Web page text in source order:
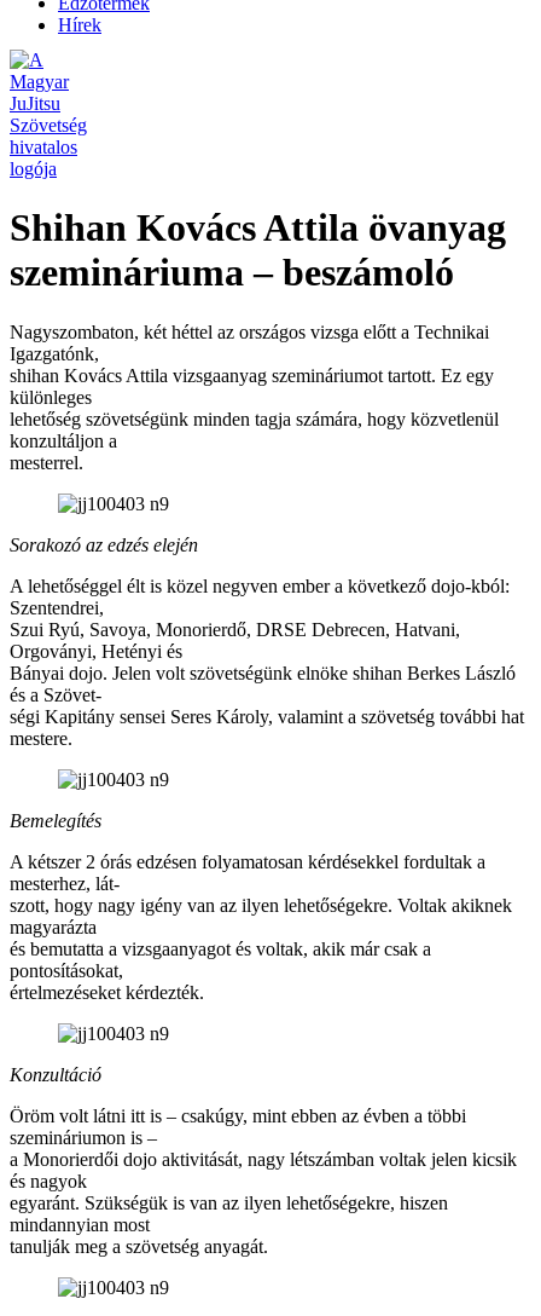
Hírek
Shihan Kovács Attila övanyag
szemináriuma – beszámoló
Nagyszombaton, két héttel az országos vizsga előtt a Technikai
Igazgatónk,
shihan Kovács Attila vizsgaanyag szemináriumot tartott. Ez egy
különleges
lehetőség szövetségünk minden tagja számára, hogy közvetlenül
konzultáljon a
mesterrel.
Sorakozó az edzés elején
A lehetőséggel élt is közel negyven ember a következő dojo-kból:
Szentendrei,
Szui Ryú, Savoya, Monorierdő, DRSE Debrecen, Hatvani,
Orgoványi, Hetényi és
Bányai dojo. Jelen volt szövetségünk elnöke shihan Berkes László
és a Szövet-
ségi Kapitány sensei Seres Károly, valamint a szövetség további hat
mestere.
Bemelegítés
A kétszer 2 órás edzésen folyamatosan kérdésekkel fordultak a
mesterhez, lát-
szott, hogy nagy igény van az ilyen lehetőségekre. Voltak akiknek
magyarázta
és bemutatta a vizsgaanyagot és voltak, akik már csak a
pontosításokat,
értelmezéseket kérdezték.
Konzultáció
Öröm volt látni itt is – csakúgy, mint ebben az évben a többi
szemináriumon is –
a Monorierdői dojo aktivitását, nagy létszámban voltak jelen kicsik
és nagyok
egyaránt. Szükségük is van az ilyen lehetőségekre, hiszen
mindannyian most
tanulják meg a szövetség anyagát.